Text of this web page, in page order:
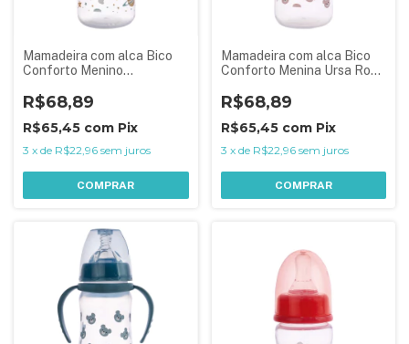
Mamadeira com alca Bico
Conforto Menino
R$68,89
R$65,45 com Pix
3 x de R$22,96 sem juros
COMPRAR
Mamadeira com alca Bico
Conforto Menina Ursa Rosa
R$68,89
R$65,45 com Pix
3 x de R$22,96 sem juros
COMPRAR